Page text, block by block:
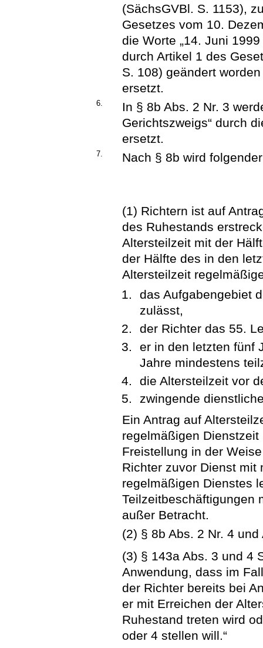
(SächsGVBl. S. 1153),
Gesetzes vom 10.
die Worte „14. Juni
durch Artikel 1 des
S. 108) geändert
ersetzt.
6.
In § 8b Abs. 2 Nr. 3
Gerichtszweigs“ durch
ersetzt.
7. Nach § 8b wird
(1) Richtern ist auf
des Ruhestands
Altersteilzeit mit der
der Hälfte des in den
Altersteilzeit
das Aufgabengebiet
zulässt,
der Richter das 55.
er in den letzten fünf
Jahre mindestens
die Altersteilzeit vor
zwingende
Ein Antrag auf
regelmäßigen
Freistellung in der
Richter zuvor Dienst mit
regelmäßigen Dienstes
Teilzeitbeschäftigungen
außer Betracht.
(2) § 8b Abs. 2 Nr. 4
(3) § 143a Abs. 3 und 4
Anwendung, dass im
der Richter bereits bei
er mit Erreichen der
Ruhestand treten wird
oder 4 stellen will.“